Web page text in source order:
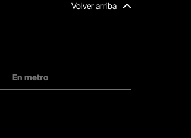
Volver arriba
En metro